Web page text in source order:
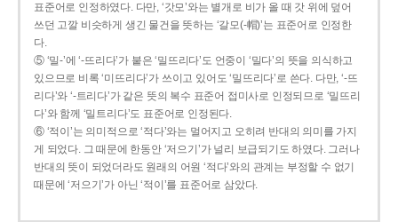
표준어로 인정하였다. 다만, ‘갓모’와는 별개로 비가 올 때 갓 위에 덮어
쓰던 고깔 비슷하게 생긴 물건을 뜻하는 ‘갈모(-帽)’는 표준어로 인정한
다.
⑤ ‘밀-’에 ‘-뜨리다’가 붙은 ‘밀뜨리다’도 언중이 ‘밀다’의 뜻을 의식하고
있으므로 비록 ‘미뜨리다’가 쓰이고 있어도 ‘밀뜨리다’로 쓴다. 다만, ‘-뜨
리다’와 ‘-트리다’가 같은 뜻의 복수 표준어 접미사로 인정되므로 ‘밀뜨리
다’와 함께 ‘밀트리다’도 표준어로 인정된다.
⑥ ‘적이’는 의미적으로 ‘적다’와는 멀어지고 오히려 반대의 의미를 가지
게 되었다. 그 때문에 한동안 ‘저으기’가 널리 보급되기도 하였다. 그러나
반대의 뜻이 되었더라도 원래의 어원 ‘적다’와의 관계는 부정할 수 없기
때문에 ‘저으기’가 아닌 ‘적이’를 표준어로 삼았다.